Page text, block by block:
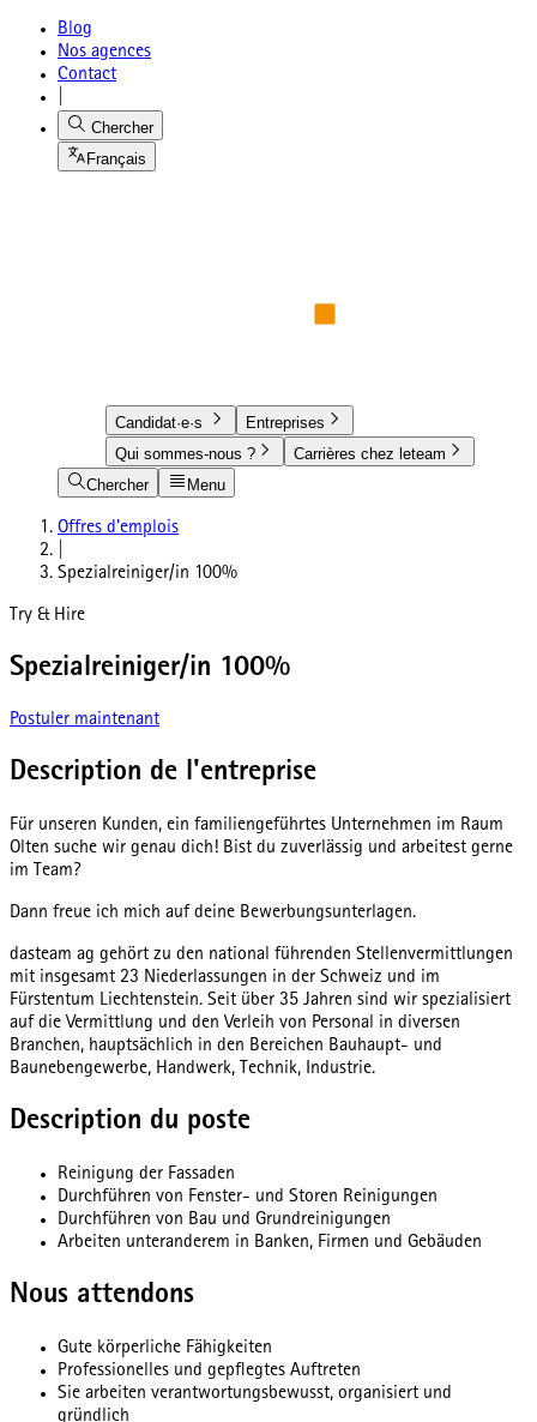
Blog
Nos agences
Contact
Chercher
Français
Candidat·e·s
Entreprises
Qui sommes-nous ?
Carrières chez leteam
Chercher
Menu
Offres d'emplois
Spezialreiniger/in 100%
Try & Hire
Spezialreiniger/in 100%
Postuler maintenant
Description de l'entreprise
Für unseren Kunden, ein familiengeführtes Unternehmen im Raum
Olten suche wir genau dich! Bist du zuverlässig und arbeitest gerne
im Team?
Dann freue ich mich auf deine Bewerbungsunterlagen.
dasteam ag gehört zu den national führenden Stellenvermittlungen
mit insgesamt 23 Niederlassungen in der Schweiz und im
Fürstentum Liechtenstein. Seit über 35 Jahren sind wir spezialisiert
auf die Vermittlung und den Verleih von Personal in diversen
Branchen, hauptsächlich in den Bereichen Bauhaupt- und
Baunebengewerbe, Handwerk, Technik, Industrie.
Description du poste
Reinigung der Fassaden
Durchführen von Fenster- und Storen Reinigungen
Durchführen von Bau und Grundreinigungen
Arbeiten unteranderem in Banken, Firmen und Gebäuden
Nous attendons
Gute körperliche Fähigkeiten
Professionelles und gepflegtes Auftreten
Sie arbeiten verantwortungsbewusst, organisiert und
gründlich